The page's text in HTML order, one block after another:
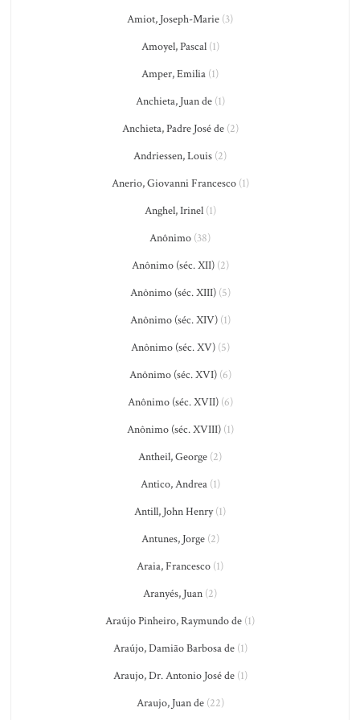
Amiot, Joseph-Marie (3)
Amoyel, Pascal(1)
Amper, Emilia (1)
Anchieta, Juan de(1)
Anchieta, Padre José de(2)
Andriessen, Louis (2)
Anerio, Giovanni Francesco(1)
Anghel, Irinel(1)
Anônimo (38)
Anônimo (séc. XII)(2)
Anônimo (séc. XIII)(5)
Anônimo (séc. XIV)(1)
Anônimo (séc. XV)(5)
Anônimo (séc. XVI)(6)
Anônimo (séc. XVII)(6)
Anônimo (séc. XVIII)(1)
Antheil, George (2)
Antico, Andrea(1)
Antill, John Henry(1)
Antunes, Jorge(2)
Araia, Francesco (1)
Aranyés, Juan (2)
Araújo Pinheiro, Raymundo de (1)
Araújo, Damião Barbosa de(1)
Araujo, Dr. Antonio José de(1)
Araujo, Juan de(22)